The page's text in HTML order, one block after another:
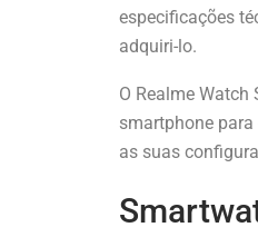
especificações
adquiri-lo.
O Realme
smartphone
as suas